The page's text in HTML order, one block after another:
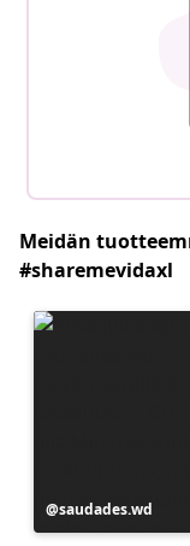
Meidän
#sharemevidaxl
Julkaissut
saudades.wd